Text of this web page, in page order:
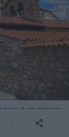
pavé et ses maisons